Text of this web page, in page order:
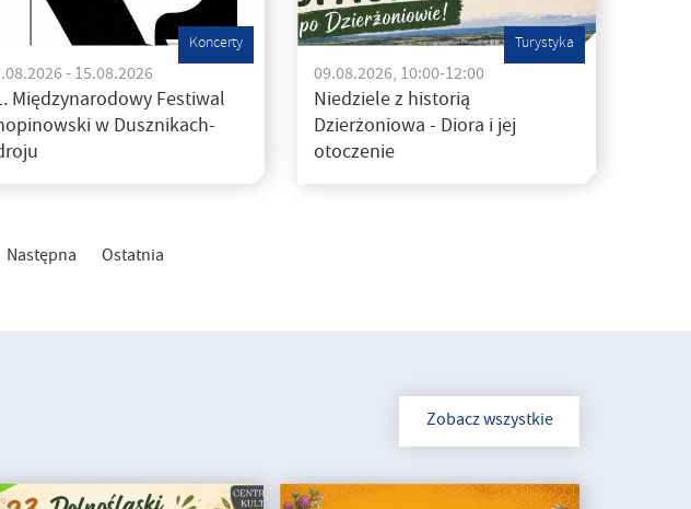
Koncerty
- 15.08.2026
Międzynarodowy Festiwal
w Dusznikach-
Turystyka
09.08.2026, 10:00-12:00
Niedziele z historią
Dzierżoniowa - Diora i jej
otoczenie
Następna Ostatnia
Zobacz wszystkie